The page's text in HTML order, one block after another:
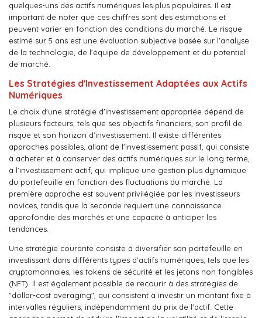
quelques-uns des actifs numériques les plus populaires. Il est
important de noter que ces chiffres sont des estimations et
peuvent varier en fonction des conditions du marché. Le risque
estimé sur 5 ans est une évaluation subjective basée sur l'analyse
de la technologie, de l'équipe de développement et du potentiel
de marché.
Les Stratégies d'Investissement Adaptées aux Actifs
Numériques
Le choix d'une stratégie d'investissement appropriée dépend de
plusieurs facteurs, tels que ses objectifs financiers, son profil de
risque et son horizon d'investissement. Il existe différentes
approches possibles, allant de l'investissement passif, qui consiste
à acheter et à conserver des actifs numériques sur le long terme,
à l'investissement actif, qui implique une gestion plus dynamique
du portefeuille en fonction des fluctuations du marché. La
première approche est souvent privilégiée par les investisseurs
novices, tandis que la seconde requiert une connaissance
approfondie des marchés et une capacité à anticiper les
tendances.
Une stratégie courante consiste à diversifier son portefeuille en
investissant dans différents types d'actifs numériques, tels que les
cryptomonnaies, les tokens de sécurité et les jetons non fongibles
(NFT). Il est également possible de recourir à des stratégies de
"dollar-cost averaging", qui consistent à investir un montant fixe à
intervalles réguliers, indépendamment du prix de l'actif. Cette